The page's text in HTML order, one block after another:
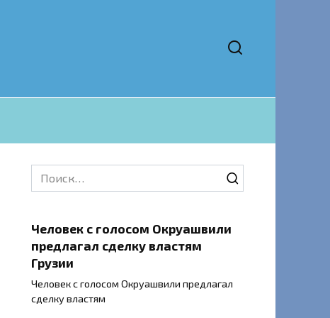
Search
for:
Человек с голосом Окруашвили
предлагал сделку властям
Грузии
Человек с голосом Окруашвили предлагал
сделку властям